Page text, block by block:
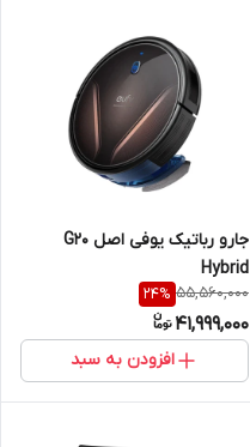
جارو رباتیک یوفی اصل G20
Hybrid
55,560,000
24%
41,999,000
افزودن به سبد